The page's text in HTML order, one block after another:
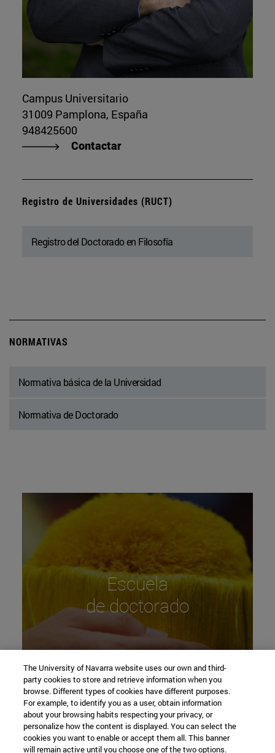
Campus Universitario
31009 Pamplona, España
948425600
Contactar
Registro de Universidades (RUCT)
Registro del Doctorado en Filosofía
NORMATIVAS
Normativa básica de la Universidad
Normativa de Doctorado
Escuela
de doctorado
The University of Navarra website uses our own and third-
party cookies to store and retrieve information when you
browse. Different types of cookies have different purposes.
For example, to identify you as a user, obtain information
about your browsing habits respecting your privacy, or
personalize how the content is displayed. You can select the
cookies you want to enable or accept them all. This banner
will remain active until you choose one of the two options.